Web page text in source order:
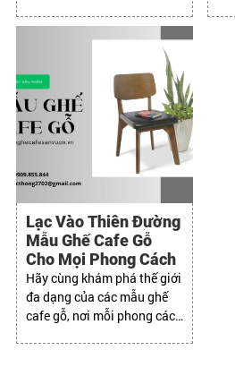
phong cách hiện đại đến cổ
Lạc Vào Thiên Đường
Mẫu Ghế Cafe Gỗ
Cho Mọi Phong Cách
Hãy cùng khám phá thế giới
đa dạng của các mẫu ghế
cafe gỗ, nơi mỗi phong cách